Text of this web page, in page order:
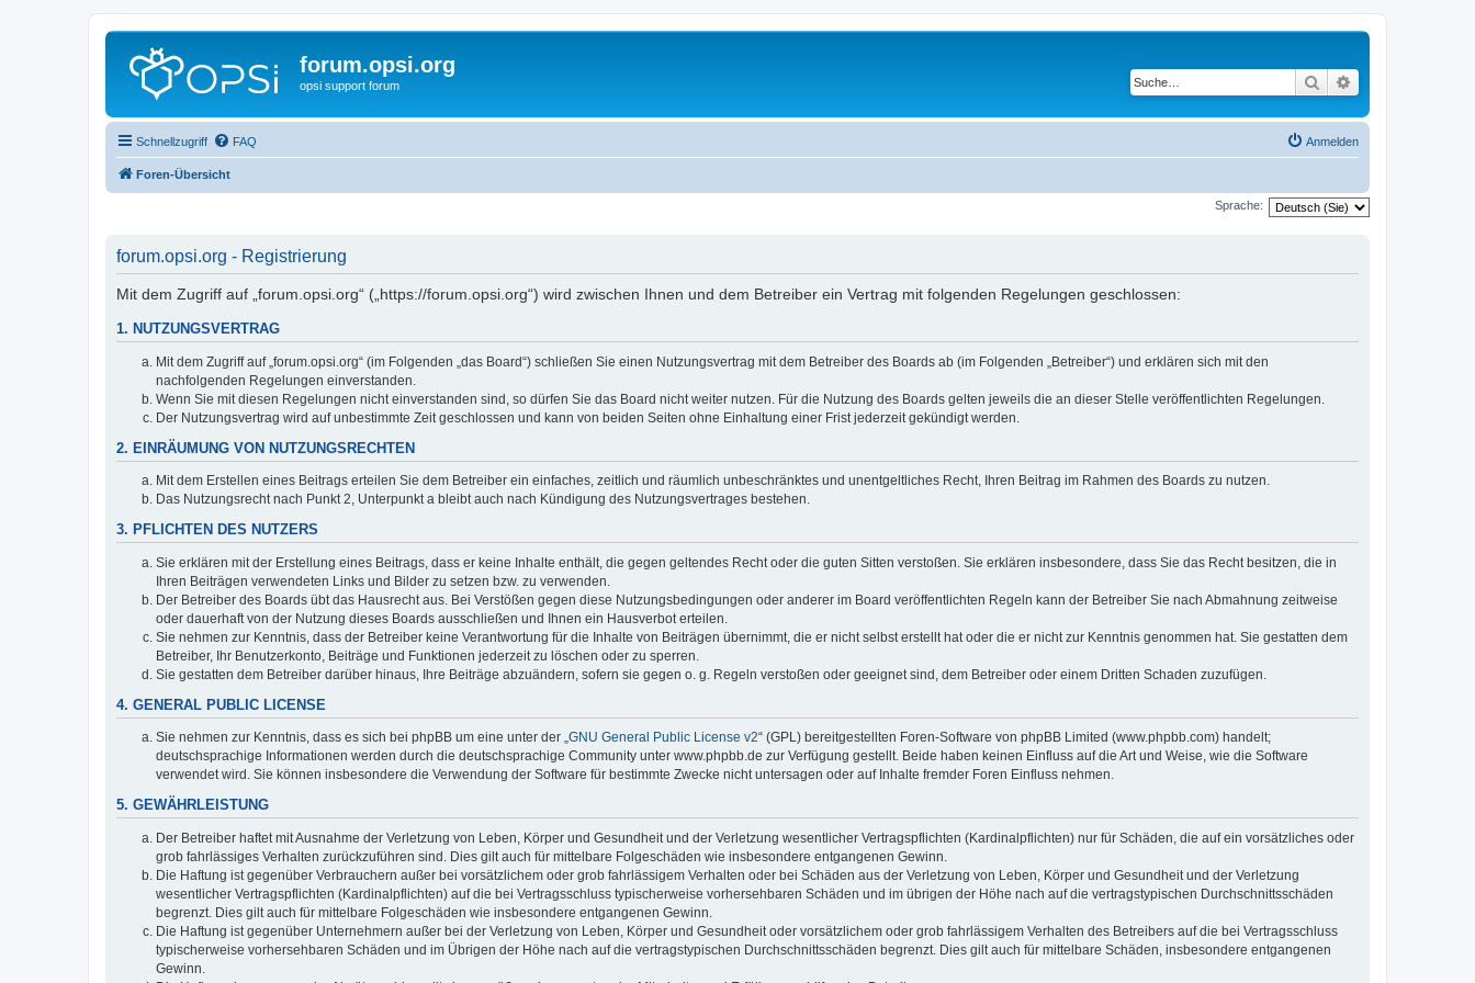
forum.opsi.org
opsi support forum Suche
Schnellzugriff FAQ Anmelden
Foren-Übersicht
Sprache:
forum.opsi.org - Registrierung
Mit dem Zugriff auf „forum.opsi.org“ („https://forum.opsi.org“) wird zwischen Ihnen und dem Betreiber ein Vertrag mit folgenden Regelungen geschlossen:
1. NUTZUNGSVERTRAG
Mit dem Zugriff auf „forum.opsi.org“ (im Folgenden „das Board“) schließen Sie einen Nutzungsvertrag mit dem Betreiber des Boards ab (im Folgenden „Betreiber“) und erklären sich mit den
nachfolgenden Regelungen einverstanden.
Wenn Sie mit diesen Regelungen nicht einverstanden sind, so dürfen Sie das Board nicht weiter nutzen. Für die Nutzung des Boards gelten jeweils die an dieser Stelle veröffentlichten Regelungen.
Der Nutzungsvertrag wird auf unbestimmte Zeit geschlossen und kann von beiden Seiten ohne Einhaltung einer Frist jederzeit gekündigt werden.
2. EINRÄUMUNG VON NUTZUNGSRECHTEN
Mit dem Erstellen eines Beitrags erteilen Sie dem Betreiber ein einfaches, zeitlich und räumlich unbeschränktes und unentgeltliches Recht, Ihren Beitrag im Rahmen des Boards zu nutzen.
Das Nutzungsrecht nach Punkt 2, Unterpunkt a bleibt auch nach Kündigung des Nutzungsvertrages bestehen.
3. PFLICHTEN DES NUTZERS
Sie erklären mit der Erstellung eines Beitrags, dass er keine Inhalte enthält, die gegen geltendes Recht oder die guten Sitten verstoßen. Sie erklären insbesondere, dass Sie das Recht besitzen, die in
Ihren Beiträgen verwendeten Links und Bilder zu setzen bzw. zu verwenden.
Der Betreiber des Boards übt das Hausrecht aus. Bei Verstößen gegen diese Nutzungsbedingungen oder anderer im Board veröffentlichten Regeln kann der Betreiber Sie nach Abmahnung zeitweise
oder dauerhaft von der Nutzung dieses Boards ausschließen und Ihnen ein Hausverbot erteilen.
Sie nehmen zur Kenntnis, dass der Betreiber keine Verantwortung für die Inhalte von Beiträgen übernimmt, die er nicht selbst erstellt hat oder die er nicht zur Kenntnis genommen hat. Sie gestatten dem
Betreiber, Ihr Benutzerkonto, Beiträge und Funktionen jederzeit zu löschen oder zu sperren.
Sie gestatten dem Betreiber darüber hinaus, Ihre Beiträge abzuändern, sofern sie gegen o. g. Regeln verstoßen oder geeignet sind, dem Betreiber oder einem Dritten Schaden zuzufügen.
4. GENERAL PUBLIC LICENSE
Sie nehmen zur Kenntnis, dass es sich bei phpBB um eine unter der „GNU General Public License v2“ (GPL) bereitgestellten Foren-Software von phpBB Limited (www.phpbb.com) handelt;
deutschsprachige Informationen werden durch die deutschsprachige Community unter www.phpbb.de zur Verfügung gestellt. Beide haben keinen Einfluss auf die Art und Weise, wie die Software
verwendet wird. Sie können insbesondere die Verwendung der Software für bestimmte Zwecke nicht untersagen oder auf Inhalte fremder Foren Einfluss nehmen.
5. GEWÄHRLEISTUNG
Der Betreiber haftet mit Ausnahme der Verletzung von Leben, Körper und Gesundheit und der Verletzung wesentlicher Vertragspflichten (Kardinalpflichten) nur für Schäden, die auf ein vorsätzliches oder
grob fahrlässiges Verhalten zurückzuführen sind. Dies gilt auch für mittelbare Folgeschäden wie insbesondere entgangenen Gewinn.
Die Haftung ist gegenüber Verbrauchern außer bei vorsätzlichem oder grob fahrlässigem Verhalten oder bei Schäden aus der Verletzung von Leben, Körper und Gesundheit und der Verletzung
wesentlicher Vertragspflichten (Kardinalpflichten) auf die bei Vertragsschluss typischerweise vorhersehbaren Schäden und im übrigen der Höhe nach auf die vertragstypischen Durchschnittsschäden
begrenzt. Dies gilt auch für mittelbare Folgeschäden wie insbesondere entgangenen Gewinn.
Die Haftung ist gegenüber Unternehmern außer bei der Verletzung von Leben, Körper und Gesundheit oder vorsätzlichem oder grob fahrlässigem Verhalten des Betreibers auf die bei Vertragsschluss
typischerweise vorhersehbaren Schäden und im Übrigen der Höhe nach auf die vertragstypischen Durchschnittsschäden begrenzt. Dies gilt auch für mittelbare Schäden, insbesondere entgangenen
Gewinn.